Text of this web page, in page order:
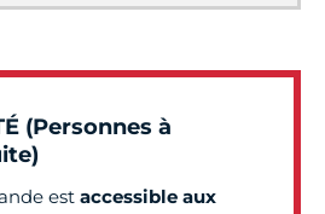
(Personnes à
est accessible aux